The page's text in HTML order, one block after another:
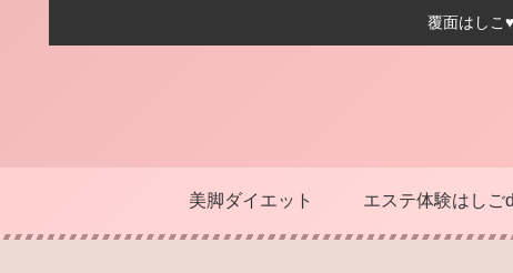
覆面はしこ
美脚ダイエット エステ体験はしご